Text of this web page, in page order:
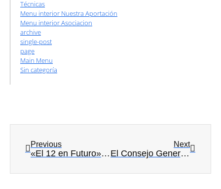
Técnicas
Menu interior Nuestra Aportación
Menu interior Asociacion
archive
single-post
page
Main Menu
Sin categoría
Previous
«El 12 en Futuro» Celebración del 50 aniversario del Hospital 12 de Octubre de Madrid
Next
El Consejo General de Colegios Oficiales de Biólogos os desean Felices Fiestas!